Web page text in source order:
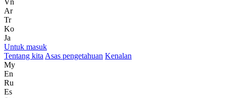
Vn
Ar
Tr
Ko
Ja
Untuk masuk
Tentang kita Asas pengetahuan Kenalan
My
En
Ru
Es